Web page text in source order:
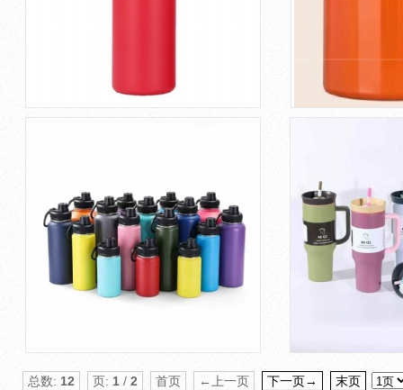
总数: 12 页: 1 / 2 首页 ←上一页 下一页→ 末页